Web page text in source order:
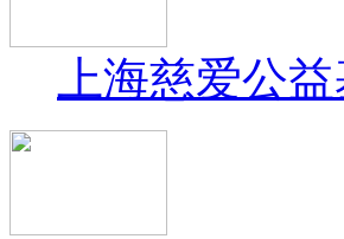
上海慈爱公